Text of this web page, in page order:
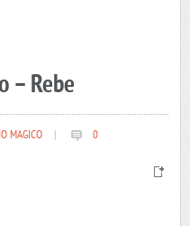
– Rebe
MAGICO 0